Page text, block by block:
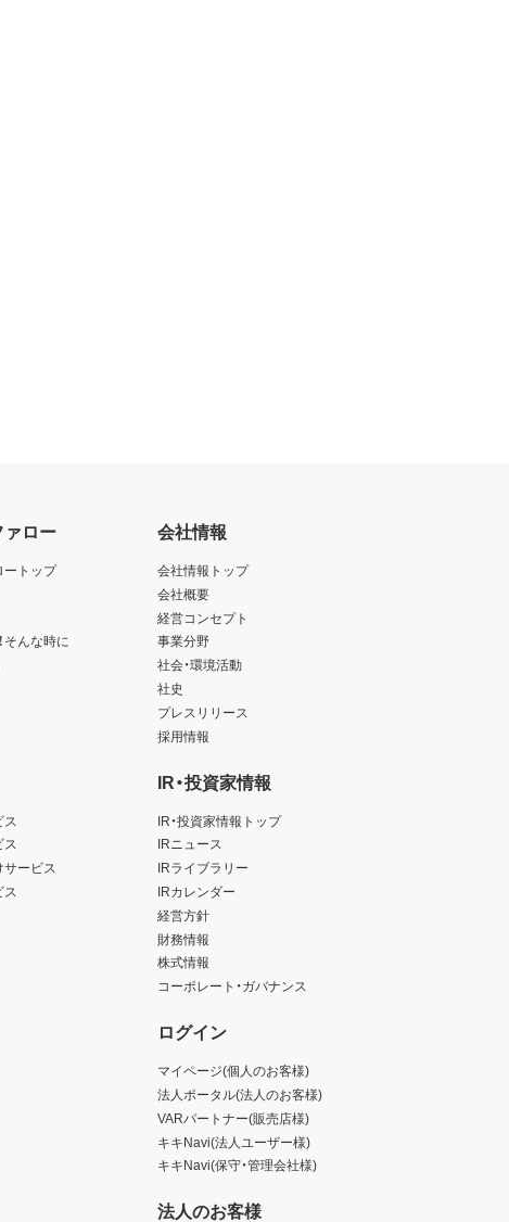
ロー
ートップ
そんな時に
ス
ービス
ス
会社情報
会社情報トップ
会社概要
経営コンセプト
事業分野
社会・環境活動
社史
プレスリリース
採用情報
IR・投資家情報
IR・投資家情報トップ
IRニュース
IRライブラリー
IRカレンダー
経営方針
財務情報
株式情報
コーポレート・ガバナンス
ログイン
マイページ(個人のお客様)
法人ポータル(法人のお客様)
VARパートナー(販売店様)
キキNavi(法人ユーザー様)
キキNavi(保守・管理会社様)
法人のお客様